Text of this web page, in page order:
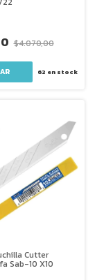
$4.070,00
62 en stock
Cutter
Sab-10 X10